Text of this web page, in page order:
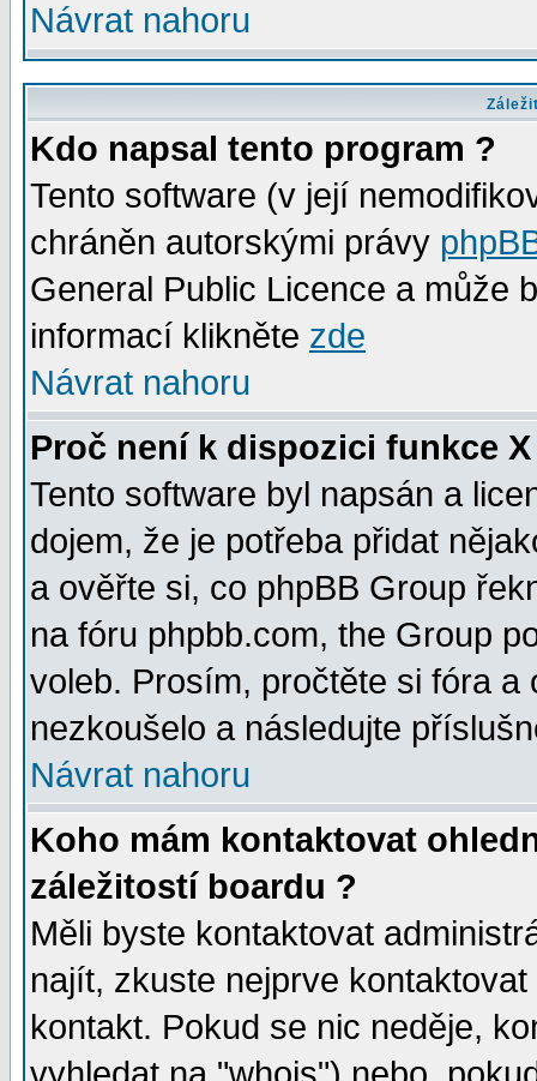
Návrat nahoru
Kdo napsal tento program ?
Tento software (v její
chráněn autorskými právy
General Public Licence a může
informací klikněte zde
Návrat nahoru
Proč není k dispozici funkce
Tento software byl napsán a
dojem, že je potřeba přidat
a ověřte si, co phpBB Group
na fóru phpbb.com, the Group
voleb. Prosím, pročtěte si fóra
nezkoušelo a následujte
Návrat nahoru
Koho mám kontaktovat
záležitostí boardu ?
Měli byste kontaktovat
najít, zkuste nejprve
kontakt. Pokud se nic neděje,